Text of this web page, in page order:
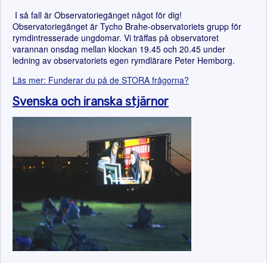
I så fall är Observatoriegänget något för dig!
Observatoriegänget är Tycho Brahe-observatoriets grupp för
rymdintresserade ungdomar. Vi träffas på observatoret
varannan onsdag mellan klockan 19.45 och 20.45 under
ledning av observatoriets egen rymdlärare Peter Hemborg.
Läs mer: Funderar du på de STORA frågorna?
Svenska och iranska stjärnor